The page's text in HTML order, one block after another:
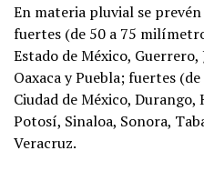
En materia pluvial se
fuertes (de 50 a 75
Estado de México,
Oaxaca y Puebla; fuertes
Ciudad de México,
Potosí, Sinaloa, Sonora,
Veracruz.